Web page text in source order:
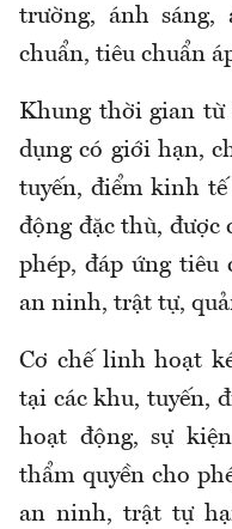
trường, ánh
chuẩn, tiêu chuẩn
Khung thời gian từ
dụng có giới hạn,
tuyến, điểm kinh
động đặc thù, được
phép, đáp ứng tiêu
an ninh, trật tự,
Cơ chế linh hoạt
tại các khu, tuyến,
hoạt động, sự
thẩm quyền cho
an ninh, trật tự